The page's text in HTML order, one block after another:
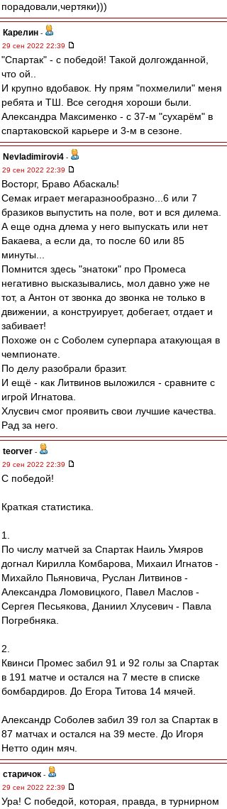
порадовали,чертяки)))
Карелин -
29 сен 2022 22:39
"Спартак" - с победой! Такой долгожданной,
что ой..
И крупно вдобавок. Ну прям "похмелили" меня
ребята и ТШ. Все сегодня хороши были.
Александра Максименко - с 37-м "сухарём" в
спартаковской карьере и 3-м в сезоне.
Nevladimirovi4 -
29 сен 2022 22:39
Восторг, Браво Абаскаль!
Семак играет мегаразнообразно...6 или 7
бразиков выпустить на поле, вот и вся дилема.
А еще одна длема у него выпускать или нет
Бакаева, а если да, то после 60 или 85
минуты...
Помнится здесь "знатоки" про Промеса
негативно высказывались, мол давно уже не
тот, а Антон от звонка до звонка не только в
движении, а конструирует, добегает, отдает и
забивает!
Похоже он с Соболем суперпара атакующая в
чемпионате.
По делу разобрали бразит.
И ещё - как Литвинов выложился - сравните с
игрой Игнатова.
Хлусвич смог проявить свои лучшие качества.
Рад за него.
teorver -
29 сен 2022 22:39
С победой!
Краткая статистика.
1.
По числу матчей за Спартак Наиль Умяров
догнал Кирилла Комбарова, Михаил Игнатов -
Михайло Пьяновича, Руслан Литвинов -
Александра Ломовицкого, Павел Маслов -
Сергея Песьякова, Даниил Хлусевич - Павла
Погребняка.
2.
Квинси Промес забил 91 и 92 голы за Спартак
в 191 матче и остался на 7 месте в списке
бомбардиров. До Егора Титова 14 мячей.
Александр Соболев забил 39 гол за Спартак в
87 матчах и остался на 39 месте. До Игоря
Нетто один мяч.
старичок -
29 сен 2022 22:39
Ура! С победой, которая, правда, в турнирном